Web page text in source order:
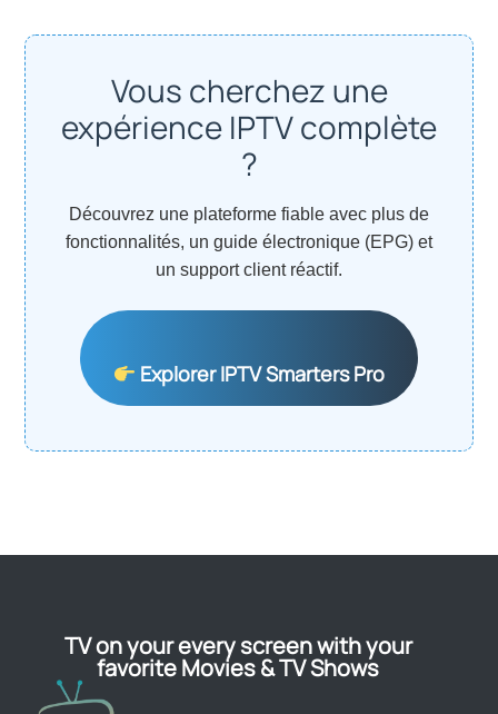
Vous cherchez une
expérience IPTV complète
?
Découvrez une plateforme fiable avec plus de
fonctionnalités, un guide électronique (EPG) et
un support client réactif.
Explorer IPTV Smarters Pro
TV on your every screen with your
favorite Movies & TV Shows